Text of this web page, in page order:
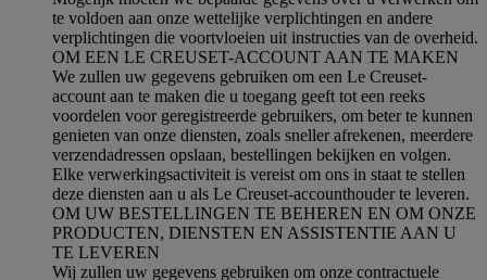
te voldoen aan onze wettelijke verplichtingen en andere
verplichtingen die voortvloeien uit instructies van de overheid.
OM EEN LE CREUSET-ACCOUNT AAN TE MAKEN
We zullen uw gegevens gebruiken om een Le Creuset-
account aan te maken die u toegang geeft tot een reeks
voordelen voor geregistreerde gebruikers, om beter te kunnen
genieten van onze diensten, zoals sneller afrekenen, meerdere
verzendadressen opslaan, bestellingen bekijken en volgen.
Elke verwerkingsactiviteit is vereist om ons in staat te stellen
deze diensten aan u als Le Creuset-accounthouder te leveren.
OM UW BESTELLINGEN TE BEHEREN EN OM ONZE
PRODUCTEN, DIENSTEN EN ASSISTENTIE AAN U
TE LEVEREN
Wij zullen uw gegevens gebruiken om onze contractuele